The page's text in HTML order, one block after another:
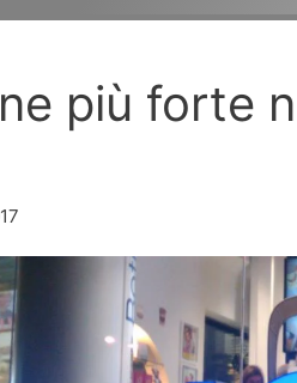
più forte